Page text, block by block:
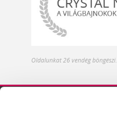
és
műköröm
Oldalunkat 26 vendég böngészi.